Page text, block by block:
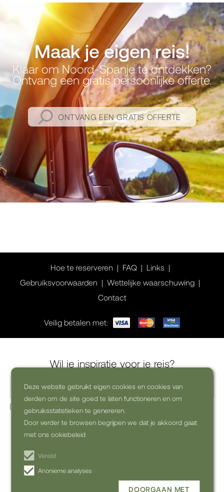
Deze website gebruikt eigen cookies en cookies van
derden om de site goed te laten functioneren en om
gebruiksstatistieken te genereren.
Door verder te browsen begrijpen we dat je akkoord gaat
met ons ookiebeleid
Vereist
Anonieme analyses
DOORGAAN MET
Maak je eigen reis!
Klaar om Noord-Spanje te ontdekken?
Ontvang een gratis persoonlijke offerte.
ONTVANG EEN GRATIS OFFERTE
Hoe te reserveren FAQ
Links
Gebruiksvoorwaarden
Wettelijke waarschuwing
Contact
Veilig betalen met:
Wil je inspiratie voor je reis?
Ja, ik wil graag commerciële nieuwsbrieven ontvangen
(uitschrijven kan altijd)
ABONNEREN OP DE